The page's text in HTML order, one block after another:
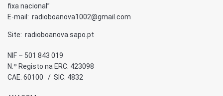
fixa nacional”
E-mail: radioboanova1002@gmail.com
Site: radioboanova.sapo.pt
NIF – 501 843 019
N.º Registo na ERC: 423098
CAE: 60100 / SIC: 4832